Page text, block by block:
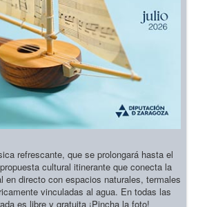
refrescante, que se prolongará hasta el
cultural itinerante que conecta la
en directo con espacios naturales, termales
vinculadas al agua. En todas las
es libre y gratuita ¡Pincha la foto!